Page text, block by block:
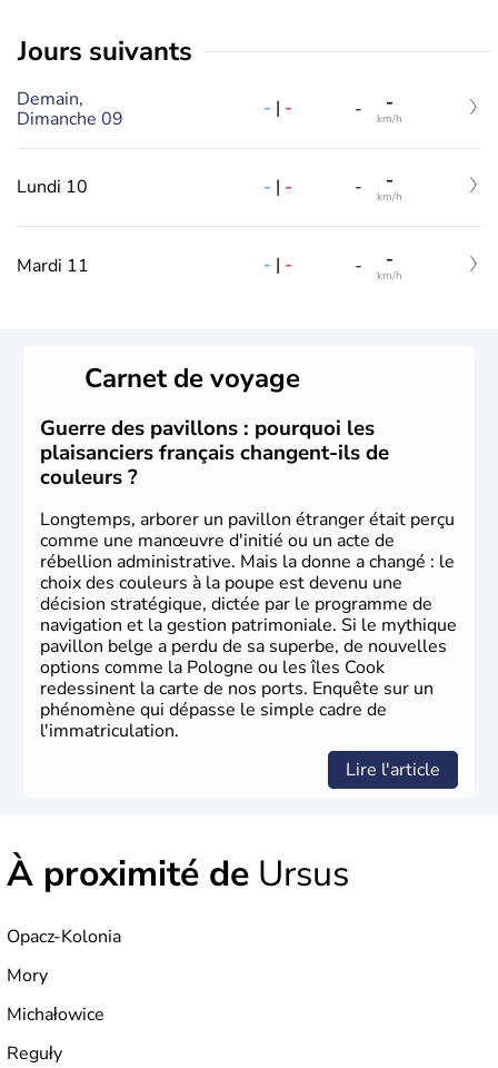
jours suivants
Demain,
Dimanche 09
- | - - -
km/h
Lundi 10 - | - - -
km/h
Mardi 11 - | - - -
km/h
Carnet de voyage
Guerre des pavillons : pourquoi les
plaisanciers français changent-ils de
couleurs ?
Longtemps, arborer un pavillon étranger était perçu
comme une manœuvre d'initié ou un acte de
rébellion administrative. Mais la donne a changé : le
choix des couleurs à la poupe est devenu une
décision stratégique, dictée par le programme de
navigation et la gestion patrimoniale. Si le mythique
pavillon belge a perdu de sa superbe, de nouvelles
options comme la Pologne ou les îles Cook
redessinent la carte de nos ports. Enquête sur un
phénomène qui dépasse le simple cadre de
l'immatriculation.
Lire l'article
À proximité de Ursus
Opacz-Kolonia
Mory
Michałowice
Reguły